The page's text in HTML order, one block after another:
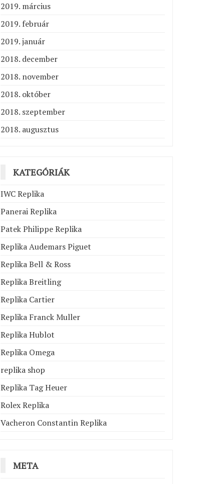
2019. március
2019. február
2019. január
2018. december
2018. november
2018. október
2018. szeptember
2018. augusztus
KATEGÓRIÁK
IWC Replika
Panerai Replika
Patek Philippe Replika
Replika Audemars Piguet
Replika Bell & Ross
Replika Breitling
Replika Cartier
Replika Franck Muller
Replika Hublot
Replika Omega
replika shop
Replika Tag Heuer
Rolex Replika
Vacheron Constantin Replika
META